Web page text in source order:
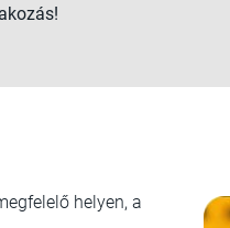
helyen, a